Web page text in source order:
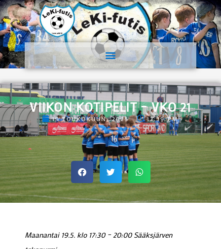
VIIKON KOTIPELIT – VKO 21
19 TOUKOKUUN, 2025 12:39 PM
Maanantai 19.5. klo 17:30 – 20:00 Sääksjärven